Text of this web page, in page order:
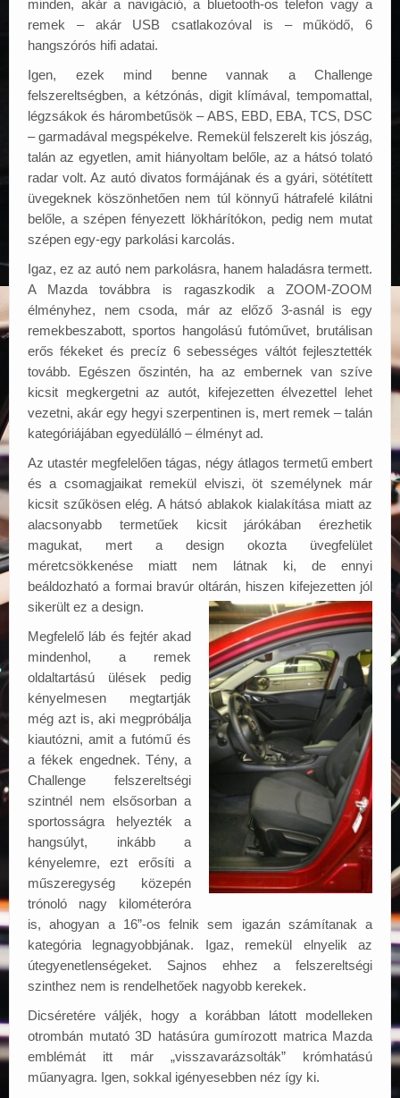
minden, akár a navigáció, a bluetooth-os telefon vagy a
remek – akár USB csatlakozóval is – működő, 6
hangszórós hifi adatai.
Igen, ezek mind benne vannak a Challenge
felszereltségben, a kétzónás, digit klímával, tempomattal,
légzsákok és hárombetűsök – ABS, EBD, EBA, TCS, DSC
– garmadával megspékelve. Remekül felszerelt kis jószág,
talán az egyetlen, amit hiányoltam belőle, az a hátsó tolató
radar volt. Az autó divatos formájának és a gyári, sötétített
üvegeknek köszönhetően nem túl könnyű hátrafelé kilátni
belőle, a szépen fényezett lökhárítókon, pedig nem mutat
szépen egy-egy parkolási karcolás.
Igaz, ez az autó nem parkolásra, hanem haladásra termett.
A Mazda továbbra is ragaszkodik a ZOOM-ZOOM
élményhez, nem csoda, már az előző 3-asnál is egy
remekbeszabott, sportos hangolású futóművet, brutálisan
erős fékeket és precíz 6 sebességes váltót fejlesztették
tovább. Egészen őszintén, ha az embernek van szíve
kicsit megkergetni az autót, kifejezetten élvezettel lehet
vezetni, akár egy hegyi szerpentinen is, mert remek – talán
kategóriájában egyedülálló – élményt ad.
Az utastér megfelelően tágas, négy átlagos termetű embert
és a csomagjaikat remekül elviszi, öt személynek már
kicsit szűkösen elég. A hátsó ablakok kialakítása miatt az
alacsonyabb termetűek kicsit járókában érezhetik
magukat, mert a design okozta üvegfelület
méretcsökkenése miatt nem látnak ki, de ennyi
beáldozható a formai bravúr oltárán, hiszen kifejezetten jól
sikerült ez a design.
Megfelelő láb és fejtér akad
mindenhol, a remek
oldaltartású ülések pedig
kényelmesen megtartják
még azt is, aki megpróbálja
kiautózni, amit a futómű és
a fékek engednek. Tény, a
Challenge felszereltségi
szintnél nem elsősorban a
sportosságra helyezték a
hangsúlyt, inkább a
kényelemre, ezt erősíti a
műszeregység közepén
trónoló nagy kilométeróra
is, ahogyan a 16”-os felnik sem igazán számítanak a
kategória legnagyobbjának. Igaz, remekül elnyelik az
útegyenetlenségeket. Sajnos ehhez a felszereltségi
szinthez nem is rendelhetőek nagyobb kerekek.
Dicséretére váljék, hogy a korábban látott modelleken
otrombán mutató 3D hatásúra gumírozott matrica Mazda
emblémát itt már „visszavarázsolták” krómhatású
műanyagra. Igen, sokkal igényesebben néz így ki.